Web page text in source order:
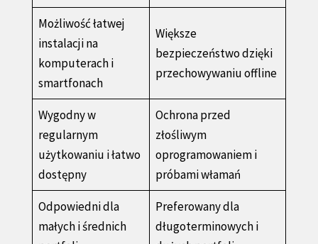
Możliwość łatwej
instalacji na
komputerach i
smartfonach
Większe
bezpieczeństwo dzięki
przechowywaniu offline
Wygodny w
regularnym
użytkowaniu i łatwo
dostępny
Ochrona przed
złośliwym
oprogramowaniem i
próbami włamań
Odpowiedni dla
małych i średnich
Preferowany dla
długoterminowych i